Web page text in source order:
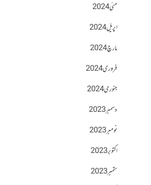
مئی 2024
اپریل 2024
مارچ 2024
فروری 2024
جنوری 2024
دسمبر 2023
نومبر 2023
اکتوبر 2023
ستمبر 2023